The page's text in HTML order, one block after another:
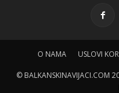
O NAMA USLOVI
© BALKANSKINAVIJACI.COM